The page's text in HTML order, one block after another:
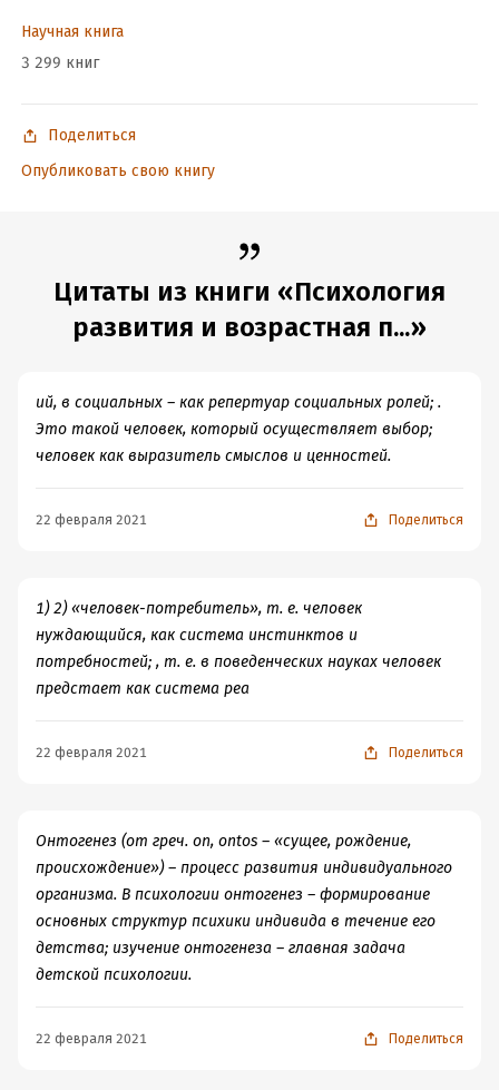
Научная книга
3 299 книг
Поделиться
Опубликовать свою книгу
Цитаты из книги «Психология
развития и возрастная п...»
ий, в социальных – как репертуар социальных ролей; .
Это такой человек, который осуществляет выбор;
человек как выразитель смыслов и ценностей.
22 февраля 2021 Поделиться
1) 2) «человек-потребитель», т. е. человек
нуждающийся, как система инстинктов и
потребностей; , т. е. в поведенческих науках человек
предстает как система реа
22 февраля 2021 Поделиться
Онтогенез (от греч. on, ontos – «сущее, рождение,
происхождение») – процесс развития индивидуального
организма. В психологии онтогенез – формирование
основных структур психики индивида в течение его
детства; изучение онтогенеза – главная задача
детской психологии.
22 февраля 2021 Поделиться